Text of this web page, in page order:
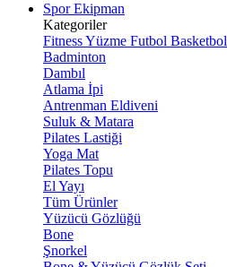
Spor Ekipman
Kategoriler
FitnessYüzme Futbol Basketbol
Badminton
Dambıl
Atlama İpi
Antrenman Eldiveni
Suluk & Matara
Pilates Lastiği
Yoga Mat
Pilates Topu
El Yayı
Tüm Ürünler
Yüzücü Gözlüğü
Bone
Şnorkel